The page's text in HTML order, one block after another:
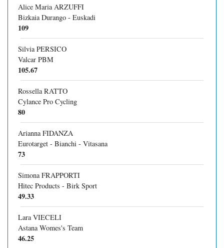
Alice Maria ARZUFFI
Bizkaia Durango - Euskadi
109
Silvia PERSICO
Valcar PBM
105.67
Rossella RATTO
Cylance Pro Cycling
80
Arianna FIDANZA
Eurotarget - Bianchi - Vitasana
73
Simona FRAPPORTI
Hitec Products - Birk Sport
49.33
Lara VIECELI
Astana Womes's Team
46.25